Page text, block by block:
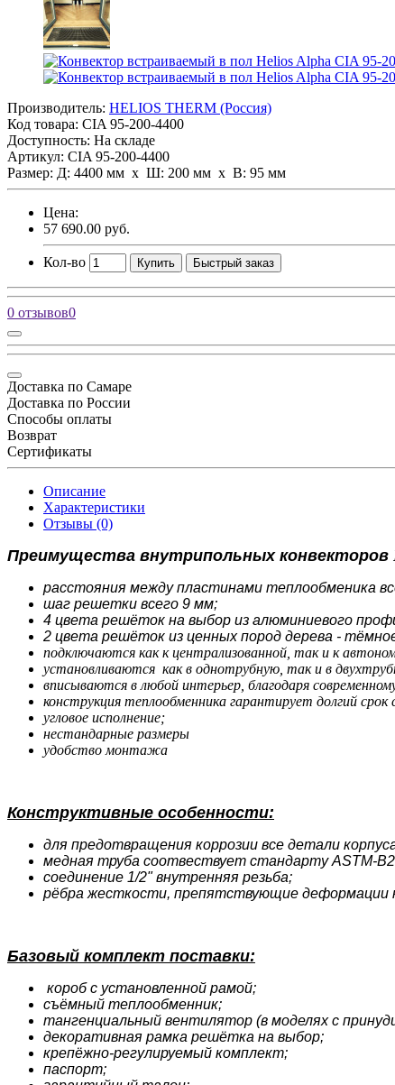
Производитель: HELIOS THERM (Россия)
Код товара: CIA 95-200-4400
Доступность: На складе
Артикул: CIA 95-200-4400
Размер: Д: 4400 мм х Ш: 200 мм x В: 95 мм
Цена:
57 690.00 руб.
Кол-во Купить Быстрый заказ
0 отзывов0
Доставка по Самаре
Доставка по России
Способы оплаты
Возврат
Сертификаты
Описание
Характеристики
Отзывы (0)
Преимущества внутрипольных конвекторов
расстояния между пластинами теплообменика
шаг решетки всего 9 мм;
4 цвета решёток на выбор из алюминиевого
2 цвета решёток из ценных пород дерева -
подключаются как к централизованной, так и к
установливаются как в однотрубную, так и в
вписываются в любой интерьер, благодаря
конструкция теплообменника гарантирует долгий
угловое исполнение;
нестандарные размеры
удобство монтажа
Конструктивные особенности:
для предотвращения коррозии все детали
медная труба соотвествует стандарту ASTM-
соединение 1/2" внутренняя резьба;
рёбра жесткости, препятствующие деформации
Базовый комплект поставки:
короб с установленной рамой;
съёмный теплообменник;
тангенциальный вентилятор (в моделях с
декоративная рамка решётка на выбор;
крепёжно-регулируемый комплект;
паспорт;